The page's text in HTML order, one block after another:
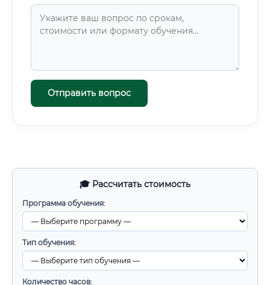
🎓 Рассчитать стоимость
Программа обучения:
Тип обучения:
Количество часов:
Отправить вопрос